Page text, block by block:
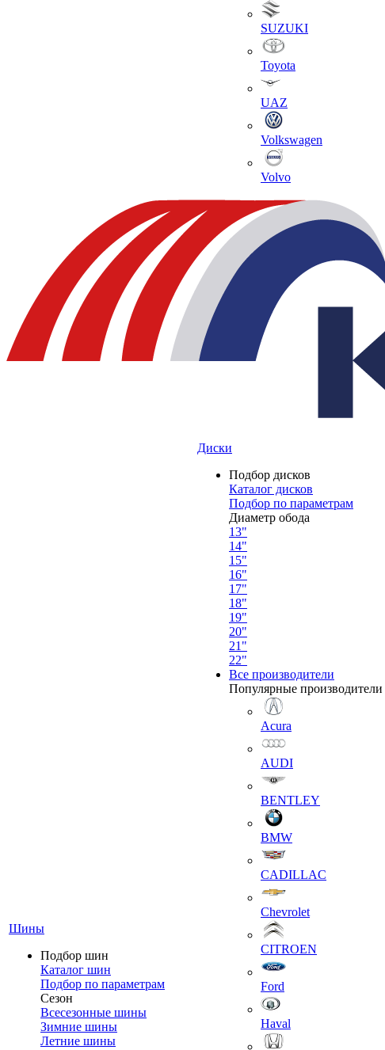
SUZUKI
Toyota
UAZ
Volkswagen
Volvo
Шины
Подбор шин
Каталог шин
Подбор по параметрам
Сезон
Всесезонные шины
Зимние шины
Летние шины
Диски
Подбор дисков
Каталог дисков
Подбор по параметрам
Диаметр обода
13"
14"
15"
16"
17"
18"
19"
20"
21"
22"
Все производители
Популярные производители
Acura
AUDI
BENTLEY
BMW
CADILLAC
Chevrolet
CITROEN
Ford
Haval